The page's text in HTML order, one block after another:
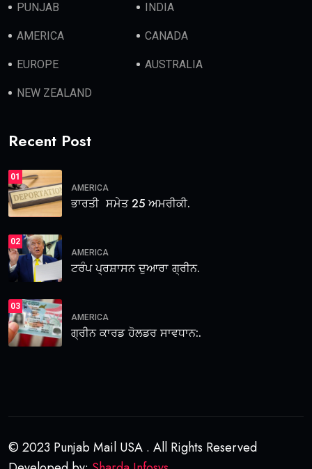
PUNJAB INDIA
AMERICA CANADA
EUROPE AUSTRALIA
NEW ZEALAND
Recent Post
01
AMERICA
ਭਾਰਤੀ ਸਮੇਤ 25 ਅਮਰੀਕੀ.
02
AMERICA
ਟਰੰਪ ਪ੍ਰਸ਼ਾਸਨ ਦੁਆਰਾ ਗ੍ਰੀਨ.
03
AMERICA
ਗ੍ਰੀਨ ਕਾਰਡ ਹੋਲਡਰ ਸਾਵਧਾਨ:.
© 2023 Punjab Mail USA . All Rights Reserved